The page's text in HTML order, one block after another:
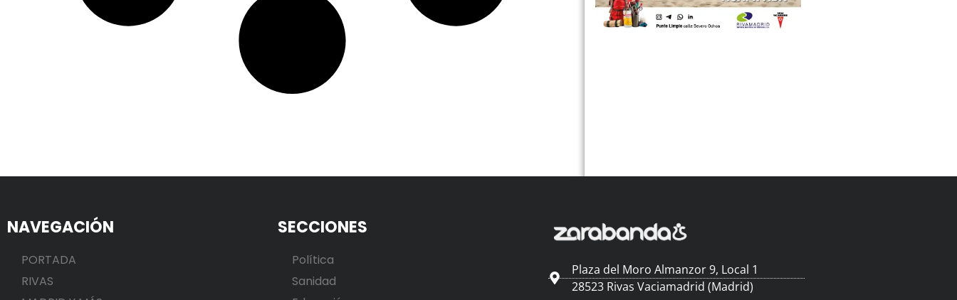
NAVEGACIÓN
PORTADA
RIVAS
SECCIONES
Política
Sanidad
Plaza del Moro Almanzor 9, Local 1
28523 Rivas Vaciamadrid (Madrid)